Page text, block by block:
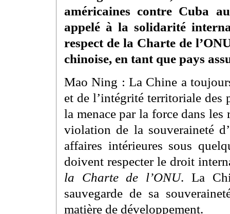
américaines contre Cuba
appelé à la solidarité
respect de la Charte de
chinoise, en tant que pays
Mao Ning : La Chine a
et de l’intégrité territoriale des
la menace par la force dans
violation de la souveraineté
affaires intérieures sous
doivent respecter le droit
la Charte de l’ONU. La
sauvegarde de sa
matière de développement.